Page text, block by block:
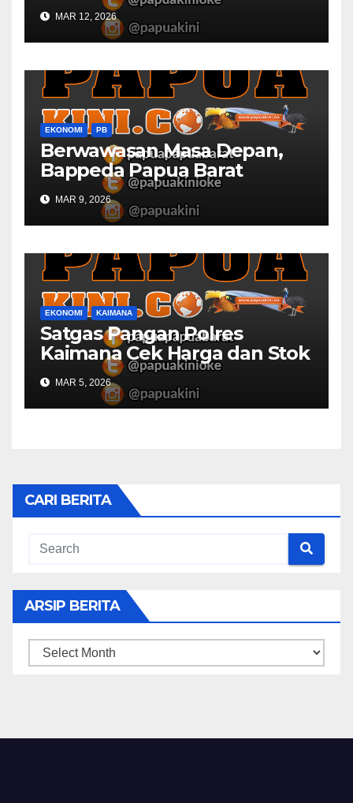
MAR 12, 2026
EKONOMI PB
Berwawasan Masa Depan,
Bappeda Papua Barat
Konsultasi Publik RKPD 2027
MAR 9, 2026
EKONOMI KAIMANA
Satgas Pangan Polres
Kaimana Cek Harga dan Stok
Bapok di Pasar
MAR 5, 2026
CARI BERITA
ARSIP BERITA
ARSIP